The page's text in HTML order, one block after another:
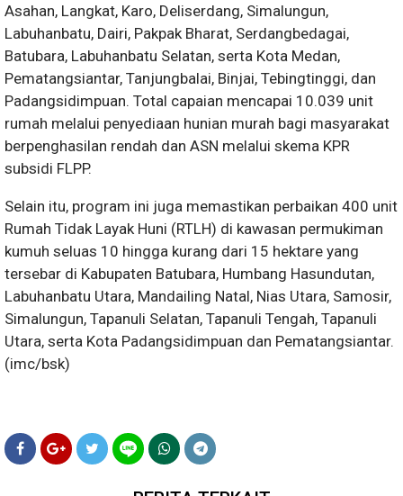
Asahan, Langkat, Karo, Deliserdang, Simalungun,
Labuhanbatu, Dairi, Pakpak Bharat, Serdangbedagai,
Batubara, Labuhanbatu Selatan, serta Kota Medan,
Pematangsiantar, Tanjungbalai, Binjai, Tebingtinggi, dan
Padangsidimpuan. Total capaian mencapai 10.039 unit
rumah melalui penyediaan hunian murah bagi masyarakat
berpenghasilan rendah dan ASN melalui skema KPR
subsidi FLPP.
Selain itu, program ini juga memastikan perbaikan 400 unit
Rumah Tidak Layak Huni (RTLH) di kawasan permukiman
kumuh seluas 10 hingga kurang dari 15 hektare yang
tersebar di Kabupaten Batubara, Humbang Hasundutan,
Labuhanbatu Utara, Mandailing Natal, Nias Utara, Samosir,
Simalungun, Tapanuli Selatan, Tapanuli Tengah, Tapanuli
Utara, serta Kota Padangsidimpuan dan Pematangsiantar.
(imc/bsk)